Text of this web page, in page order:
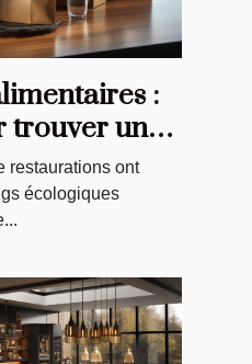
:
trouver un
pour votre
restaurations ont
écologiques